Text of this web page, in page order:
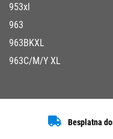
953xl
963
963BKXL
963C/M/Y XL
Besplatna